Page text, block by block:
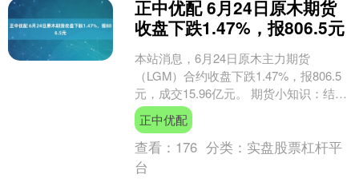
正中优配 6月24日原木期货
收盘下跌1.47%，报806.5元
本站消息，6月24日原木主力期货
（LGM）合约收盘下跌1.47%，报806.5
元，成交15.96亿元。 期货小知识：结算
价是指由期货交易所规定，以当日成交
价格的....
正中优配
查看： 176 分类： 实盘股票杠杆平
台